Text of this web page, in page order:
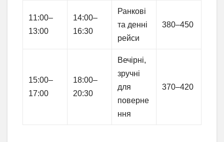
11:00–
13:00
14:00–
16:30
Ранкові
та денні
рейси
380–450
15:00–
17:00
18:00–
20:30
Вечірні,
зручні
для
поверне
ння
370–420